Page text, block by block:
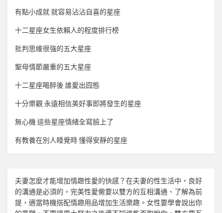
有點小成就 就容易沾沾自喜的星座
十二星座女生依賴人的程度排行榜
批判思維很強的五大星座
聖母情節嚴重的五大星座
十二星座喝醉後 誰愛出囧態
十分樂觀 永遠相信美好事即將發生的星座
無心機 這些星座情緒全寫臉上了
有教養在別人睡覺時 懂得安靜的星座
夫妻怎麼才能增加情趣性愛的快感？在夫妻的性生活中，良好
的溝通是必須的，完美性愛需要以雙方的互相溝通、了解為前
提，適當時機搭配情趣用品增加生活樂趣。女性要學會說出你